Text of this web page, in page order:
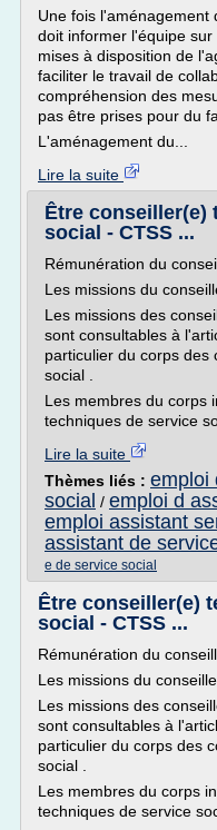
Une fois l'aménagement
doit informer l'équipe
mises à disposition de
faciliter le travail de
compréhension des
pas être prises pour du
L'aménagement du...
Lire la suite
Être conseiller(e)
social - CTSS ...
Rémunération du
Les missions du
Les missions des
sont consultables à
particulier du corps des
social .
Les membres du corps
techniques de service
Lire la suite
Thèmes liés : emploi
social / emploi d
emploi assistant
assistant de
e de service social
Être conseiller(e)
social - CTSS ...
Rémunération du
Les missions du
Les missions des
sont consultables à
particulier du corps des
social .
Les membres du corps
techniques de service